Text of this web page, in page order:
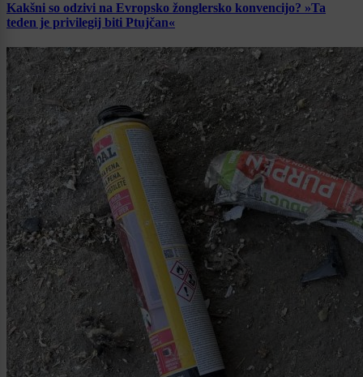
Kakšni so odzivi na Evropsko žonglersko konvencijo? »Ta
teden je privilegij biti Ptujčan«